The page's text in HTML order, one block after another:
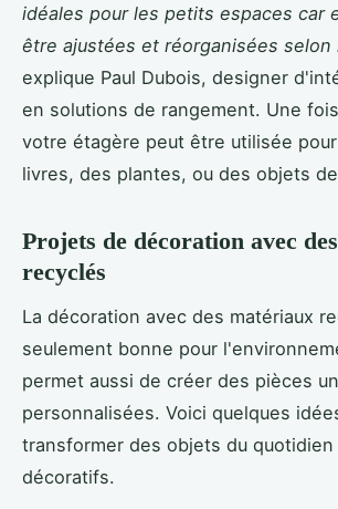
idéales pour les petits espaces car
être ajustées et réorganisées selon
explique Paul Dubois, designer
en solutions de rangement. Une
votre étagère peut être utilisée
livres, des plantes, ou des objets
Projets de décoration avec
recyclés
La décoration avec des matériaux
seulement bonne pour
permet aussi de créer des pièces
personnalisées. Voici quelques
transformer des objets du
décoratifs.